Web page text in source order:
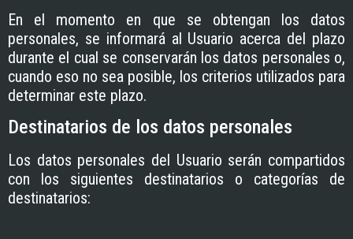
En el momento en que se obtengan los datos
personales, se informará al Usuario acerca del plazo
durante el cual se conservarán los datos personales o,
cuando eso no sea posible, los criterios utilizados para
determinar este plazo.
Destinatarios de los datos personales
Los datos personales del Usuario serán compartidos
con los siguientes destinatarios o categorías de
destinatarios: